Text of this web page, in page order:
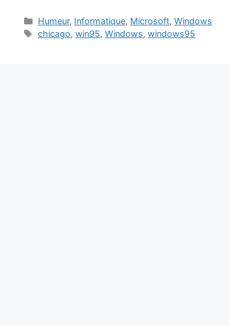
Catégories
Humeur, Informatique, Microsoft,Windows
Étiquettes
chicago,win95,Windows,windows95